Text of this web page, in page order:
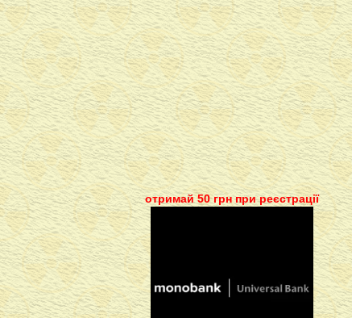
отримай 50 грн при реєстрації